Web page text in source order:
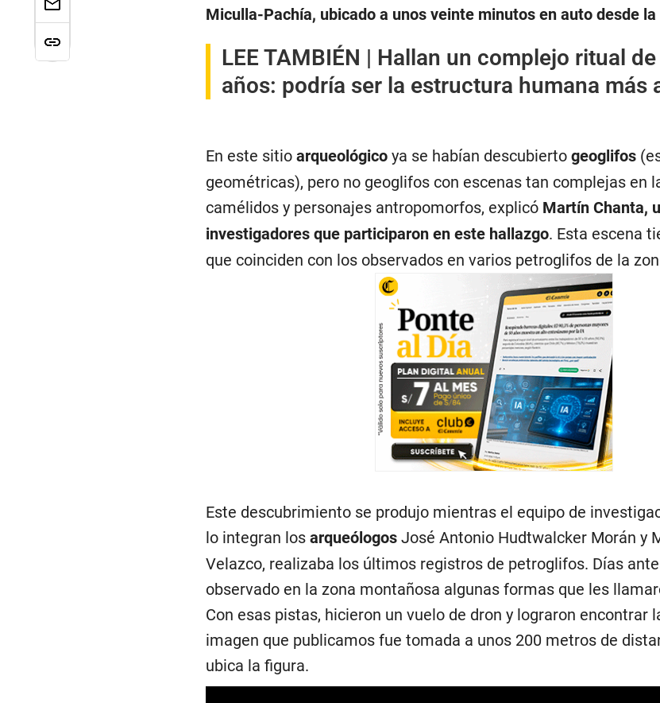
Miculla-Pachía, ubicado a unos veinte minutos en auto desde la
LEE TAMBIÉN | Hallan un complejo ritual
años: podría ser la estructura humana más
En este sitio arqueológico ya se habían descubierto geoglifos
geométricas), pero no geoglifos con escenas tan complejas en
camélidos y personajes antropomorfos, explicó Martín Chanta,
investigadores que participaron en este hallazgo. Esta escena
que coinciden con los observados en varios petroglifos de la
Este descubrimiento se produjo mientras el equipo de
lo integran los arqueólogos José Antonio Hudtwalcker Morán y
Velazco, realizaba los últimos registros de petroglifos. Días
observado en la zona montañosa algunas formas que les
Con esas pistas, hicieron un vuelo de dron y lograron encontrar
imagen que publicamos fue tomada a unos 200 metros de
ubica la figura.